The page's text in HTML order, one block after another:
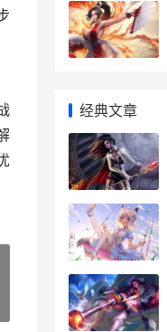
经典文章